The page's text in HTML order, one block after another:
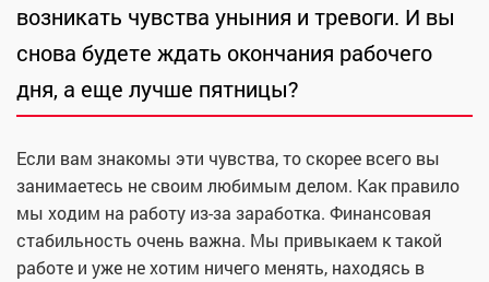
возникать чувства уныния и тревоги. И вы
снова будете ждать окончания рабочего
дня, а еще лучше пятницы?
Если вам знакомы эти чувства, то скорее всего вы
занимаетесь не своим любимым делом. Как правило
мы ходим на работу из-за заработка. Финансовая
стабильность очень важна. Мы привыкаем к такой
работе и уже не хотим ничего менять, находясь в